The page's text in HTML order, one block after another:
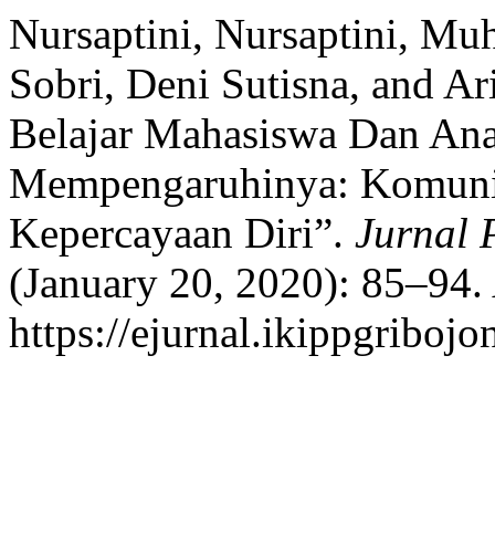
Nursaptini, Nursaptini,
Sobri, Deni Sutisna, and
Belajar Mahasiswa Dan
Mempengaruhinya:
Kepercayaan Diri”. Jurnal
(January 20, 2020):
https://